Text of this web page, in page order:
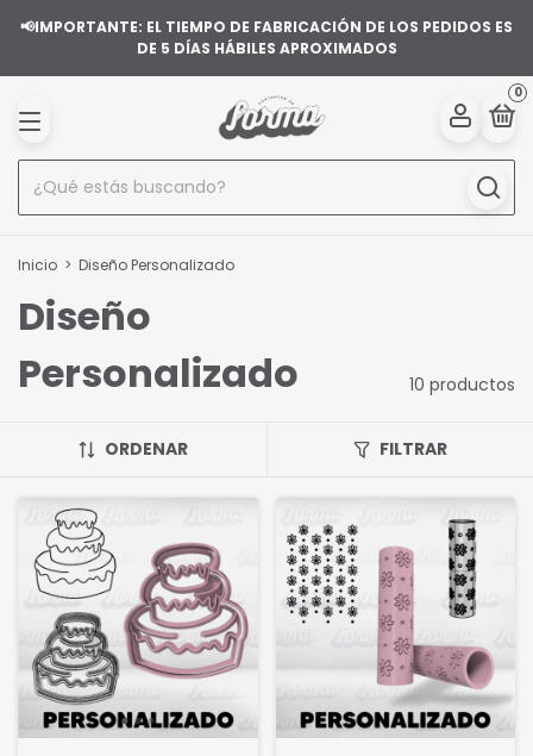
📢IMPORTANTE: EL TIEMPO DE FABRICACIÓN DE LOS PEDIDOS ES
DE 5 DÍAS HÁBILES APROXIMADOS
0
Inicio > Diseño Personalizado
Diseño
Personalizado
10 productos
ORDENAR FILTRAR